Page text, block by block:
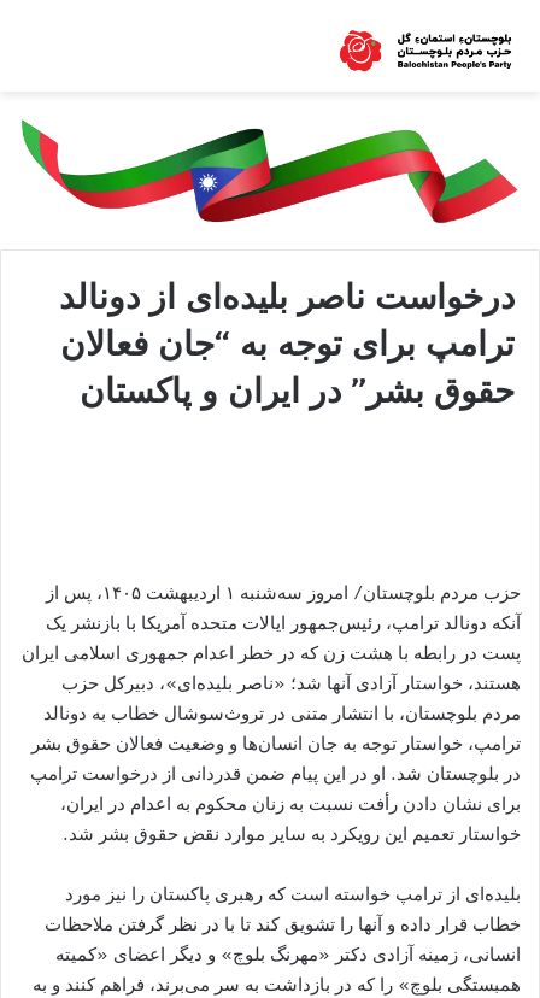
درخواست ناصر بلیده‌ای از دونالد
ترامپ برای توجه به “جان فعالان
حقوق بشر” در ایران و پاکستان
حزب مردم بلوچستان/ امروز سه‌شنبه ۱ اردیبهشت ۱۴۰۵، پس از
آنکه دونالد ترامپ، رئیس‌جمهور ایالات متحده آمریکا با بازنشر یک
پست در رابطه با هشت زن که در خطر اعدام جمهوری اسلامی ایران
هستند، خواستار آزادی آنها شد؛ «ناصر بلیده‌ای»، دبیرکل حزب
مردم بلوچستان، با انتشار متنی در تروث‌سوشال خطاب به دونالد
ترامپ، خواستار توجه به جان انسان‌ها و وضعیت فعالان حقوق بشر
در بلوچستان شد. او در این پیام ضمن قدردانی از درخواست ترامپ
برای نشان دادن رأفت نسبت به زنان محکوم به اعدام در ایران،
خواستار تعمیم این رویکرد به سایر موارد نقض حقوق بشر شد.
بلیده‌ای از ترامپ خواسته است که رهبری پاکستان را نیز مورد
خطاب قرار داده و آنها را تشویق کند تا با در نظر گرفتن ملاحظات
انسانی، زمینه آزادی دکتر «مهرنگ بلوچ» و دیگر اعضای «کمیته
همبستگی بلوچ» را که در بازداشت به سر می‌برند، فراهم کنند و به